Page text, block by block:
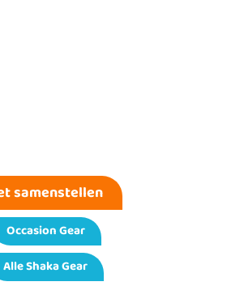
samenstellen
Occasion Gear
Alle Shaka Gear